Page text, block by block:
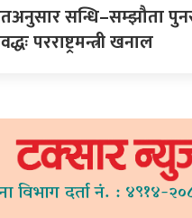
सन्धि–सम्झौता
परराष्ट्रमन्त्री खनाल
विभाग दर्ता नं. : ४९१४-